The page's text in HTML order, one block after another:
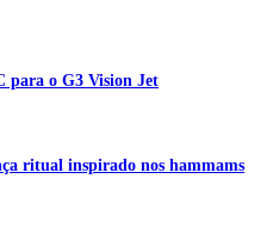
para o G3 Vision Jet
ritual inspirado nos hammams